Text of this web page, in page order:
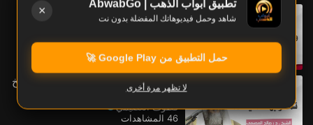
00:01:26
أعظم رزق.. وأكثر الناس غافلون عنه |
الشيخ صالح العصيمي
أعظم طريقة في محو السيئات | الشيخ
صالح العصيمي
قطوف العصيمي
46 المشاهدات
تطبيق أبواب الذهب | AbwabGo
شاهد وحمل فيديوهاتك المفضلة بدون نت
×
حمل التطبيق من Google Play 🚀
لا تظهر مرة أخرى